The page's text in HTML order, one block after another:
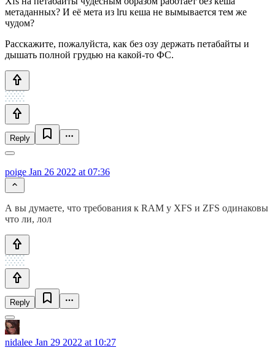
метаданных? И её мета из lru кеша не вымывается тем же
чудом?
Расскажите, пожалуйста, как без озу держать петабайты и
дышать полной грудью на какой-то ФС.
Reply
poige Jan 26 2022 at 07:36
А вы думаете, что требования к RAM у XFS и ZFS одинаковы
что ли, лол
Reply
nidalee Jan 29 2022 at 10:27